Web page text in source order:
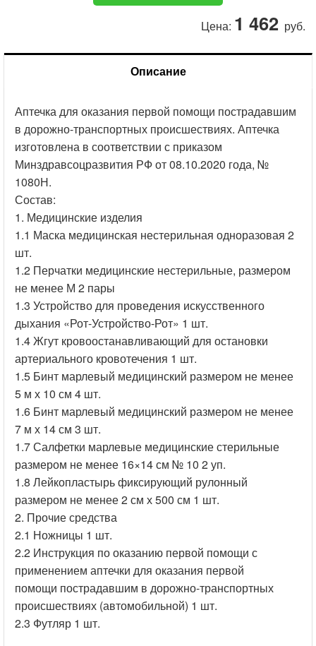
Цена: 1 462 руб.
Описание
Аптечка для оказания первой помощи пострадавшим
в дорожно-транспортных происшествиях. Аптечка
изготовлена в соответствии с приказом
Минздравсоцразвития РФ от 08.10.2020 года, №
1080Н.
Состав:
1. Медицинские изделия
1.1 Маска медицинская нестерильная одноразовая 2
шт.
1.2 Перчатки медицинские нестерильные, размером
не менее М 2 пары
1.3 Устройство для проведения искусственного
дыхания «Рот-Устройство-Рот» 1 шт.
1.4 Жгут кровоостанавливающий для остановки
артериального кровотечения 1 шт.
1.5 Бинт марлевый медицинский размером не менее
5 м х 10 см 4 шт.
1.6 Бинт марлевый медицинский размером не менее
7 м х 14 см 3 шт.
1.7 Салфетки марлевые медицинские стерильные
размером не менее 16×14 см № 10 2 уп.
1.8 Лейкопластырь фиксирующий рулонный
размером не менее 2 см х 500 см 1 шт.
2. Прочие средства
2.1 Ножницы 1 шт.
2.2 Инструкция по оказанию первой помощи с
применением аптечки для оказания первой
помощи пострадавшим в дорожно-транспортных
происшествиях (автомобильной) 1 шт.
2.3 Футляр 1 шт.